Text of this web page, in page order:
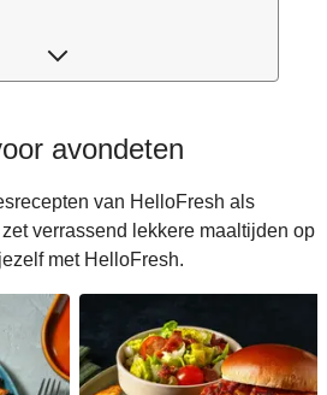
voor avondeten
voor avondeten
voor avondeten
voor avondeten
avondeten
van HelloFresh als
verrassend lekkere maaltijden op
met HelloFresh.